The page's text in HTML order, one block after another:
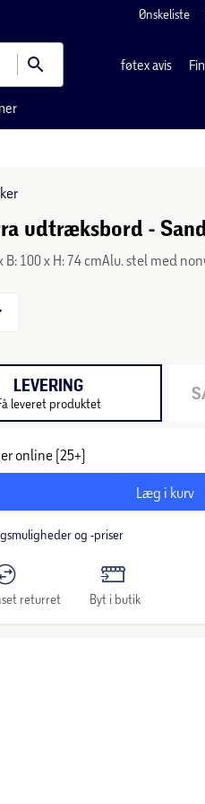
Ønskeliste
føtex avis
udtræksbord -
B: 100 x H: 74 cmAlu. stel med
LEVERING
leveret produktet
online (25+)
Læg i kurv
og -priser
returret Byt i butik